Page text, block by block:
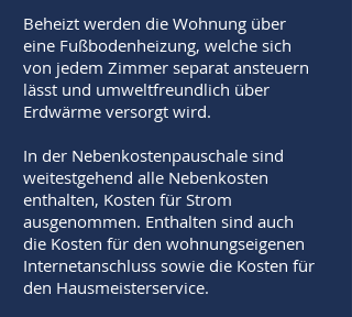
Beheizt werden die Wohnung über
eine Fußbodenheizung, welche sich
von jedem Zimmer separat ansteuern
lässt und umweltfreundlich über
Erdwärme versorgt wird.
In der Nebenkostenpauschale sind
weitestgehend alle Nebenkosten
enthalten, Kosten für Strom
ausgenommen. Enthalten sind auch
die Kosten für den wohnungseigenen
Internetanschluss sowie die Kosten für
den Hausmeisterservice.